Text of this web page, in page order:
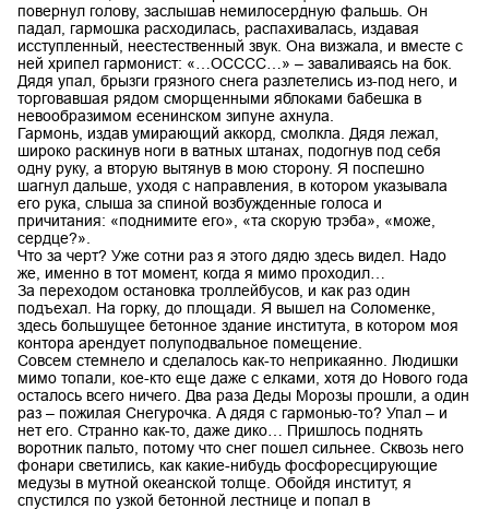
повернул голову, заслышав немилосердную фальшь. Он
падал, гармошка расходилась, распахивалась, издавая
исступленный, неестественный звук. Она визжала, и вместе с
ней хрипел гармонист: «…ОСССС…» – заваливаясь на бок.
Дядя упал, брызги грязного снега разлетелись из-под него, и
торговавшая рядом сморщенными яблоками бабешка в
невообразимом есенинском зипуне ахнула.
Гармонь, издав умирающий аккорд, смолкла. Дядя лежал,
широко раскинув ноги в ватных штанах, подогнув под себя
одну руку, а вторую вытянув в мою сторону. Я поспешно
шагнул дальше, уходя с направления, в котором указывала
его рука, слыша за спиной возбужденные голоса и
причитания: «поднимите его», «та скорую трэба», «може,
сердце?».
Что за черт? Уже сотни раз я этого дядю здесь видел. Надо
же, именно в тот момент, когда я мимо проходил…
За переходом остановка троллейбусов, и как раз один
подъехал. На горку, до площади. Я вышел на Соломенке,
здесь большущее бетонное здание института, в котором моя
контора арендует полуподвальное помещение.
Совсем стемнело и сделалось как-то неприкаянно. Людишки
мимо топали, кое-кто еще даже с елками, хотя до Нового года
осталось всего ничего. Два раза Деды Морозы прошли, а один
раз – пожилая Снегурочка. А дядя с гармонью-то? Упал – и
нет его. Странно как-то, даже дико… Пришлось поднять
воротник пальто, потому что снег пошел сильнее. Сквозь него
фонари светились, как какие-нибудь фосфоресцирующие
медузы в мутной океанской толще. Обойдя институт, я
спустился по узкой бетонной лестнице и попал в